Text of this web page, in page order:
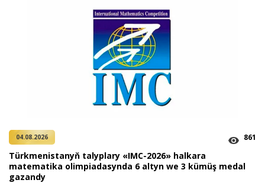
04.08.2026 861
Türkmenistanyň talyplary «IMC-2026» halkara
matematika olimpiadasynda 6 altyn we 3 kümüş medal
gazandy